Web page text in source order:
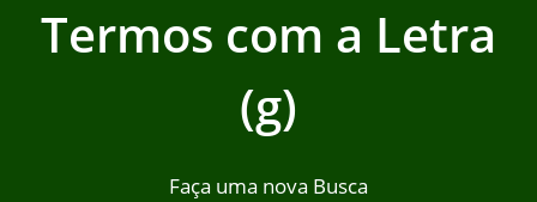
Termos com a Letra
(g)
Faça uma nova Busca